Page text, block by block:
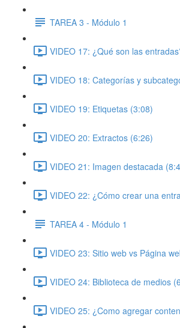
TAREA 3 - Módulo 1
VIDEO 17: ¿Qué son las
VIDEO 18: Categorías y
VIDEO 19: Etiquetas (3:08)
VIDEO 20: Extractos (6:26)
VIDEO 21: Imagen destacada
VIDEO 22: ¿Cómo crear una
TAREA 4 - Módulo 1
VIDEO 23: Sitio web vs Página
VIDEO 24: Biblioteca de medios
VIDEO 25: ¿Como agregar